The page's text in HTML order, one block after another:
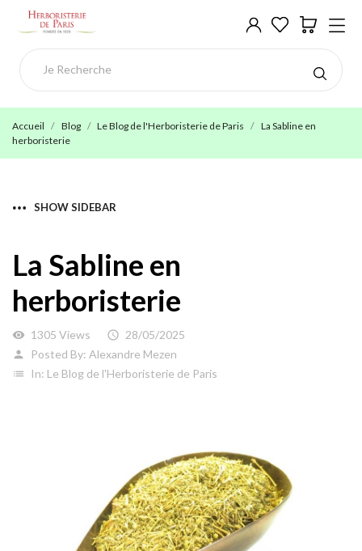
Accueil Blog Le Blog de l'Herboristerie de Paris
La Sabline en
herboristerie
SHOW SIDEBAR
La Sabline en
herboristerie
visibility 1305 Views  28/05/2025
person Posted By: Alexandre Mezen
list In: Le Blog de l'Herboristerie de Paris